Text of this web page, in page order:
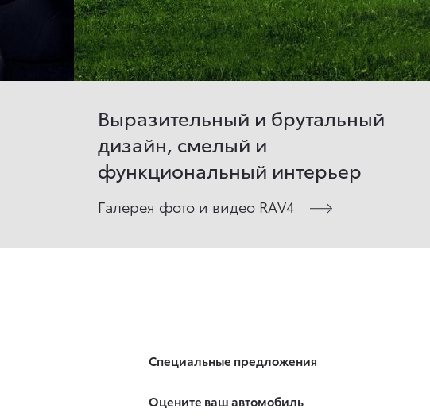
Выразительный и брутальный
дизайн, смелый и
функциональный интерьер
Галерея фото и видео RAV4
Специальные предложения
Оцените ваш автомобиль